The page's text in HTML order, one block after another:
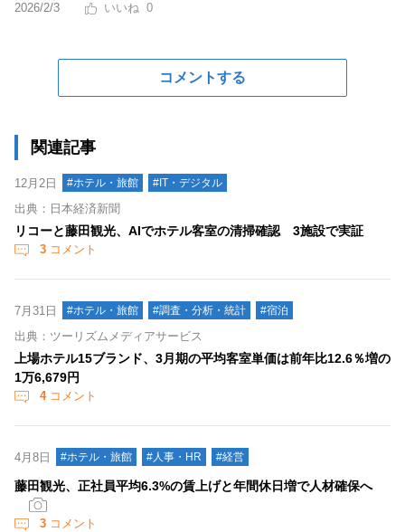
2026/2/3 0
コメントする
関連記事
12月2日 #ホテル・旅館 #IT・デジタル
出典：日本経済新聞
リコーと藤田観光、AIでホテル客室の清掃確認 3施設で実証
3 コメント
7月31日 #ホテル・旅館 #調査・分析・統計 #宿泊
出典：ツーリズムメディアサービス
上場ホテル15ブランド、3月期の平均客室単価は前年比12.6％増の
1万6,679円
4コメント
4月8日 #ホテル・旅館 #人事・HR #経営
藤田観光、正社員平均6.3%の賃上げと年間休日増で人材確保へ
3 コメント